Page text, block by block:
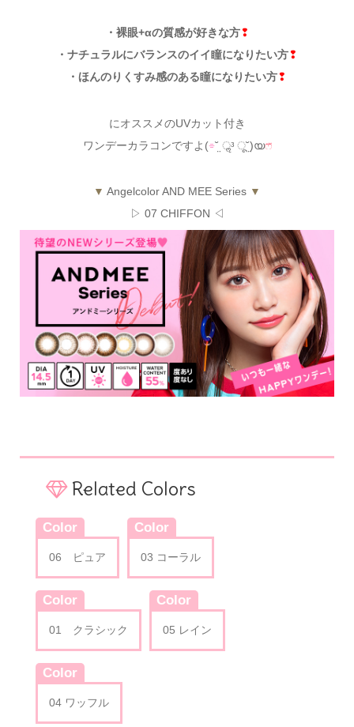
・裸眼+αの質感が好きな方❢
・ナチュラルにバランスのイイ瞳になりたい方❢
・ほんのりくすみ感のある瞳になりたい方❢
にオススメのUVカット付き
ワンデーカラコンですよ(⌯˘̤ ॢᵌ ू˘̤)യෆ̈
▼ Angelcolor AND MEE Series ▼
▷ 07 CHIFFON ◁
Related Colors
Color
06 ピュア
Color
03 コーラル
Color
01 クラシック
Color
05 レイン
Color
04 ワッフル